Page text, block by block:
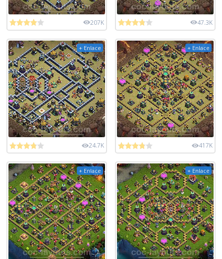
207K 47.3K
+ Enlace
24.7K
+ Enlace
417K
+ Enlace + Enlace